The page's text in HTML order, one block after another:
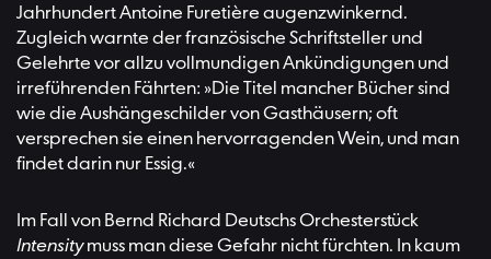
Jahrhundert Antoine Furetière augenzwinkernd.
Zugleich warnte der französische Schriftsteller und
Gelehrte vor allzu vollmundigen Ankündigungen und
irreführenden Fährten: »Die Titel mancher Bücher sind
wie die Aushängeschilder von Gasthäusern; oft
versprechen sie einen hervorragenden Wein, und man
findet darin nur Essig.«
Im Fall von Bernd Richard Deutschs Orchesterstück
Intensitymuss man diese Gefahr nicht fürchten. In kaum